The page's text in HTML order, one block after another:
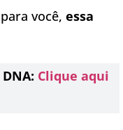
você, essa
Clique aqui